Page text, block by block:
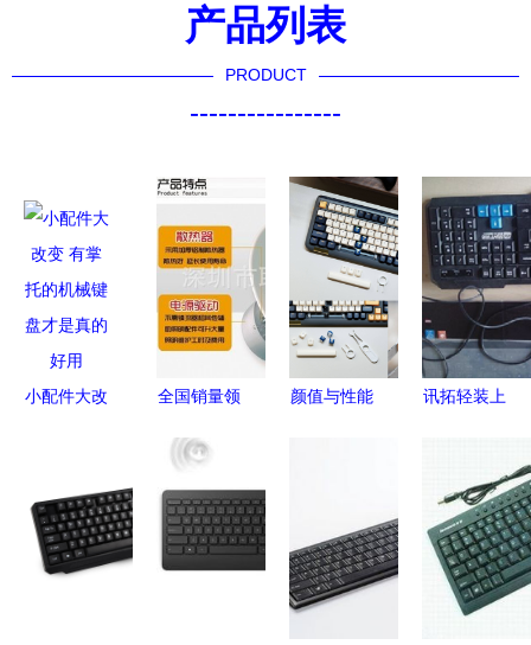
产品列表
PRODUCT
----------------
小配件大改
才是真的好
用
全国销量领
LED工矿灯
是如何改变
工厂照明
的？
颜值与性能
深度评析
讯拓轻装上
案的深度解
析